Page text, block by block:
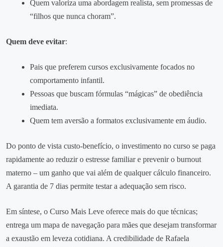
Quem valoriza uma abordagem realista, sem promessas de
“filhos que nunca choram”.
Quem deve evitar:
Pais que preferem cursos exclusivamente focados no
comportamento infantil.
Pessoas que buscam fórmulas “mágicas” de obediência
imediata.
Quem tem aversão a formatos exclusivamente em áudio.
Do ponto de vista custo‑benefício, o investimento no curso se paga
rapidamente ao reduzir o estresse familiar e prevenir o burnout
materno – um ganho que vai além de qualquer cálculo financeiro.
A garantia de 7 dias permite testar a adequação sem risco.
Em síntese, o Curso Mais Leve oferece mais do que técnicas;
entrega um mapa de navegação para mães que desejam transformar
a exaustão em leveza cotidiana. A credibilidade de Rafaela